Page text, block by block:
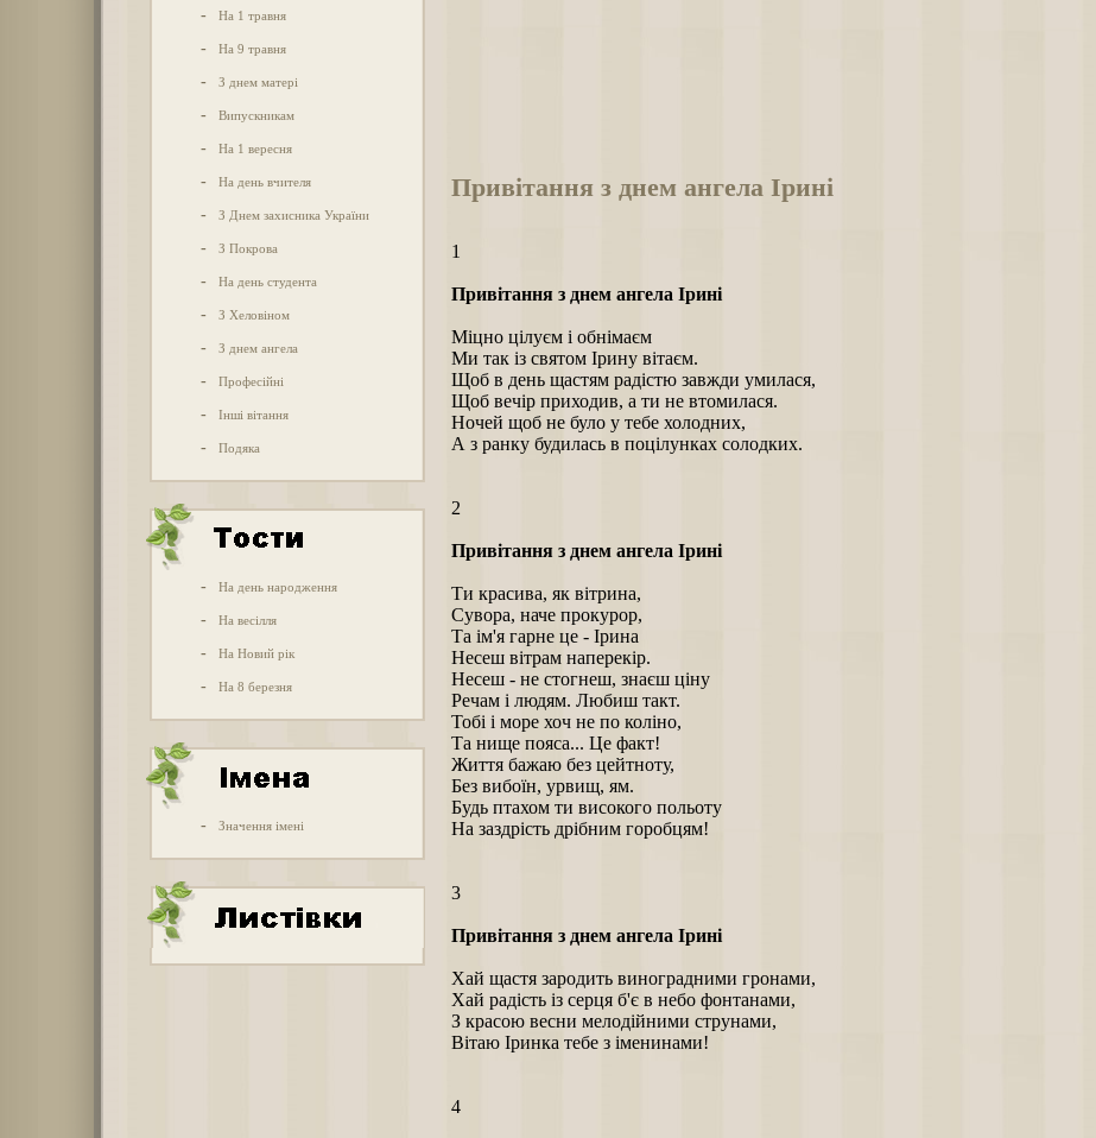
- На 1 травня
- На 9 травня
- З днем матері
- Випускникам
- На 1 вересня
- На день вчителя
- З Днем захисника України
- З Покрова
- На день студента
- З Хеловіном
- З днем ангела
- Професійні
- Інші вітання
- Подяка
- На день народження
- На весілля
- На Новий рік
- На 8 березня
- Значення імені
Привітання з днем ангела Ірині
1
Привітання з днем ангела Ірині
Міцно цілуєм і обнімаєм
Ми так із святом Ірину вітаєм.
Щоб в день щастям радістю завжди умилася,
Щоб вечір приходив, а ти не втомилася.
Ночей щоб не було у тебе холодних,
А з ранку будилась в поцілунках солодких.
2
Привітання з днем ангела Ірині
Ти красива, як вітрина,
Сувора, наче прокурор,
Та ім'я гарне це - Ірина
Несеш вітрам наперекір.
Несеш - не стогнеш, знаєш ціну
Речам і людям. Любиш такт.
Тобі і море хоч не по коліно,
Та нище пояса... Це факт!
Життя бажаю без цейтноту,
Без вибоїн, урвищ, ям.
Будь птахом ти високого польоту
На заздрість дрібним горобцям!
3
Привітання з днем ангела Ірині
Хай щастя зародить виноградними гронами,
Хай радість із серця б'є в небо фонтанами,
З красою весни мелодійними струнами,
Вітаю Іринка тебе з іменинами!
4